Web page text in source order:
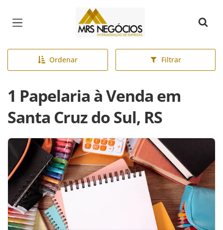
Página inicial
Ordenar Filtrar
1 Papelaria à Venda em
Santa Cruz do Sul, RS